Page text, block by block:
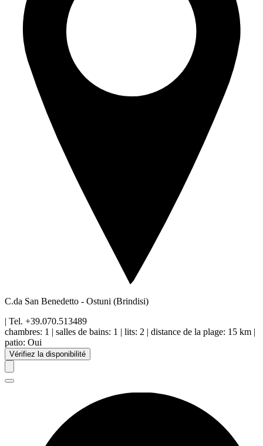
C.da San Benedetto - Ostuni (Brindisi)
| Tel. +39.070.513489
chambres: 1 | salles de bains: 1 | lits: 2 | distance de la plage: 15 km |
patio: Oui
Vérifiez la disponibilité